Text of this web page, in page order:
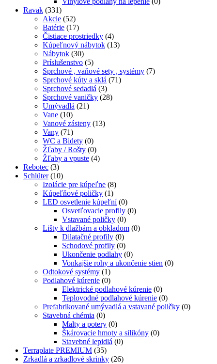
Ravak (331)
Akcie (52)
Batérie (17)
Čistiace prostriedky (4)
Kúpeľnový nábytok (13)
Nábytok (30)
Príslušenstvo (5)
Sprchové , vaňové sety , systémy (7)
Sprchové kúty a sklá (71)
Sprchové sedadlá (3)
Sprchové vaničky (28)
Umývadlá (21)
Vane (10)
Vanové zásteny (13)
Vany (71)
WC a Bidety (0)
Žľaby / Rošty (0)
Žľaby a vpuste (4)
Rebotec (3)
Schlüter (10)
Izolácie pre kúpeľne (8)
Kúpeľňové poličky (1)
LED osvetlenie kúpeľní (0)
Osvetľovacie profily (0)
Vstavané poličky (0)
Lišty k dlažbám a obkladom (0)
Dilatačné profily (0)
Schodové profily (0)
Ukončenie podlahy (0)
Vonkajšie rohy a ukončenie stien (0)
Odtokové systémy (1)
Podlahové kúrenie (0)
Elektrické podlahové kúrenie (0)
Teplovodné podlahové kúrenie (0)
Prefabrikované umývadlá a vstavané poličky (0)
Stavebná chémia (0)
Malty a potery (0)
Škárovacie hmoty a silikóny (0)
Stavebné lepidlá (0)
Terraplate PREMIUM (35)
Zrkadlá a zrkadlové skrinky (26)